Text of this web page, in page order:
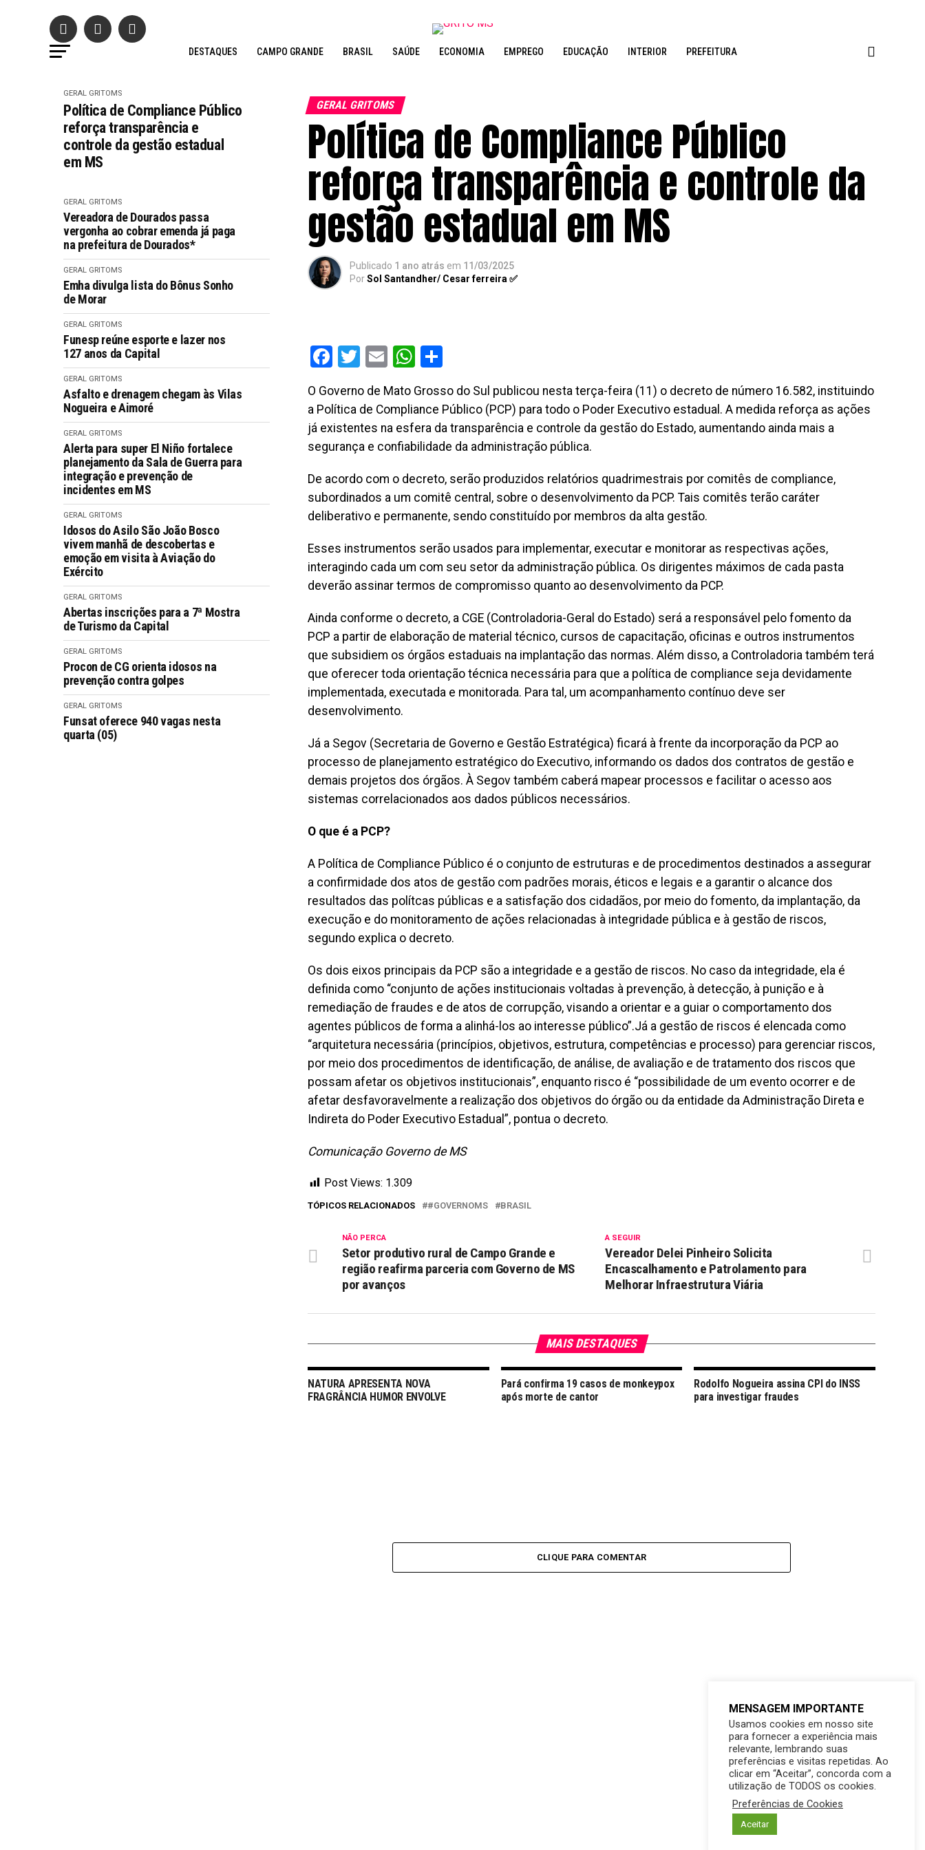
DESTAQUES CAMPO GRANDE BRASIL SAÚDE ECONOMIA EMPREGO EDUCAÇÃO INTERIOR PREFEITURA
GERAL GRITOMS
Política de Compliance Público
reforça transparência e
controle da gestão estadual
em MS
GERAL GRITOMS
Vereadora de Dourados passa
vergonha ao cobrar emenda já paga
na prefeitura de Dourados*
GERAL GRITOMS
Emha divulga lista do Bônus Sonho
de Morar
GERAL GRITOMS
Funesp reúne esporte e lazer nos
127 anos da Capital
GERAL GRITOMS
Asfalto e drenagem chegam às Vilas
Nogueira e Aimoré
GERAL GRITOMS
Alerta para super El Niño fortalece
planejamento da Sala de Guerra para
integração e prevenção de
incidentes em MS
GERAL GRITOMS
Idosos do Asilo São João Bosco
vivem manhã de descobertas e
emoção em visita à Aviação do
Exército
GERAL GRITOMS
Abertas inscrições para a 7ª Mostra
de Turismo da Capital
GERAL GRITOMS
Procon de CG orienta idosos na
prevenção contra golpes
GERAL GRITOMS
Funsat oferece 940 vagas nesta
quarta (05)
GERAL GRITOMS
Política de Compliance Público
reforça transparência e controle da
gestão estadual em MS
Publicado 1 ano atrás em 11/03/2025
PorSol Santandher/ Cesar ferreira ✅
Facebook
Twitter
EmailWhatsApp
O Governo de Mato Grosso do Sul publicou nesta terça-feira (11) o decreto de número 16.582, instituindo
a Política de Compliance Público (PCP) para todo o Poder Executivo estadual. A medida reforça as ações
já existentes na esfera da transparência e controle da gestão do Estado, aumentando ainda mais a
segurança e confiabilidade da administração pública.
De acordo com o decreto, serão produzidos relatórios quadrimestrais por comitês de compliance,
subordinados a um comitê central, sobre o desenvolvimento da PCP. Tais comitês terão caráter
deliberativo e permanente, sendo constituído por membros da alta gestão.
Esses instrumentos serão usados para implementar, executar e monitorar as respectivas ações,
interagindo cada um com seu setor da administração pública. Os dirigentes máximos de cada pasta
deverão assinar termos de compromisso quanto ao desenvolvimento da PCP.
Ainda conforme o decreto, a CGE (Controladoria-Geral do Estado) será a responsável pelo fomento da
PCP a partir de elaboração de material técnico, cursos de capacitação, oficinas e outros instrumentos
que subsidiem os órgãos estaduais na implantação das normas. Além disso, a Controladoria também terá
que oferecer toda orientação técnica necessária para que a política de compliance seja devidamente
implementada, executada e monitorada. Para tal, um acompanhamento contínuo deve ser
desenvolvimento.
Já a Segov (Secretaria de Governo e Gestão Estratégica) ficará à frente da incorporação da PCP ao
processo de planejamento estratégico do Executivo, informando os dados dos contratos de gestão e
demais projetos dos órgãos. À Segov também caberá mapear processos e facilitar o acesso aos
sistemas correlacionados aos dados públicos necessários.
O que é a PCP?
A Política de Compliance Público é o conjunto de estruturas e de procedimentos destinados a assegurar
a confirmidade dos atos de gestão com padrões morais, éticos e legais e a garantir o alcance dos
resultados das polítcas públicas e a satisfação dos cidadãos, por meio do fomento, da implantação, da
execução e do monitoramento de ações relacionadas à integridade pública e à gestão de riscos,
segundo explica o decreto.
Os dois eixos principais da PCP são a integridade e a gestão de riscos. No caso da integridade, ela é
definida como “conjunto de ações institucionais voltadas à prevenção, à detecção, à punição e à
remediação de fraudes e de atos de corrupção, visando a orientar e a guiar o comportamento dos
agentes públicos de forma a alinhá-los ao interesse público”.Já a gestão de riscos é elencada como
“arquitetura necessária (princípios, objetivos, estrutura, competências e processo) para gerenciar riscos,
por meio dos procedimentos de identificação, de análise, de avaliação e de tratamento dos riscos que
possam afetar os objetivos institucionais”, enquanto risco é “possibilidade de um evento ocorrer e de
afetar desfavoravelmente a realização dos objetivos do órgão ou da entidade da Administração Direta e
Indireta do Poder Executivo Estadual”, pontua o decreto.
Comunicação Governo de MS
Post Views: 1.309
TÓPICOS RELACIONADOS #GOVERNOMS BRASIL
A SEGUIR
Vereador Delei Pinheiro Solicita
Encascalhamento e Patrolamento para
Melhorar Infraestrutura Viária
NÃO PERCA
Setor produtivo rural de Campo Grande e
região reafirma parceria com Governo de MS
por avanços
MAIS DESTAQUES
NATURA APRESENTA NOVA
FRAGRÂNCIA HUMOR ENVOLVE
Pará confirma 19 casos de monkeypox
após morte de cantor
Rodolfo Nogueira assina CPI do INSS
para investigar fraudes
CLIQUE PARA COMENTAR
MENSAGEM IMPORTANTE
Usamos cookies em nosso site
para fornecer a experiência mais
relevante, lembrando suas
preferências e visitas repetidas. Ao
clicar em “Aceitar”, concorda com a
utilização de TODOS os cookies.
Preferências de Cookies
Aceitar